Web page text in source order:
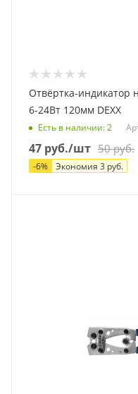
Отвёртка-индикатор
6-24Вт 120мм DEXX
Есть в наличии: 2
47 руб./шт 50руб.
-6% Экономия 3 руб.